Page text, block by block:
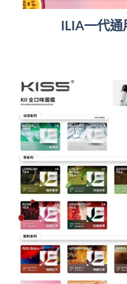
ILIA一代通